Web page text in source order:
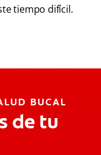
tiempo difícil.
BUCAL
de tu